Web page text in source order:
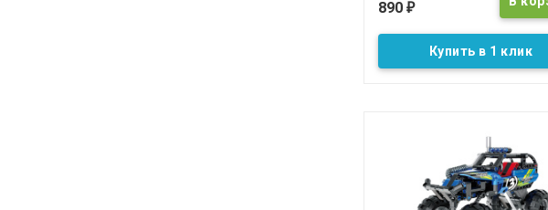
890 ₽
Купить в 1 клик